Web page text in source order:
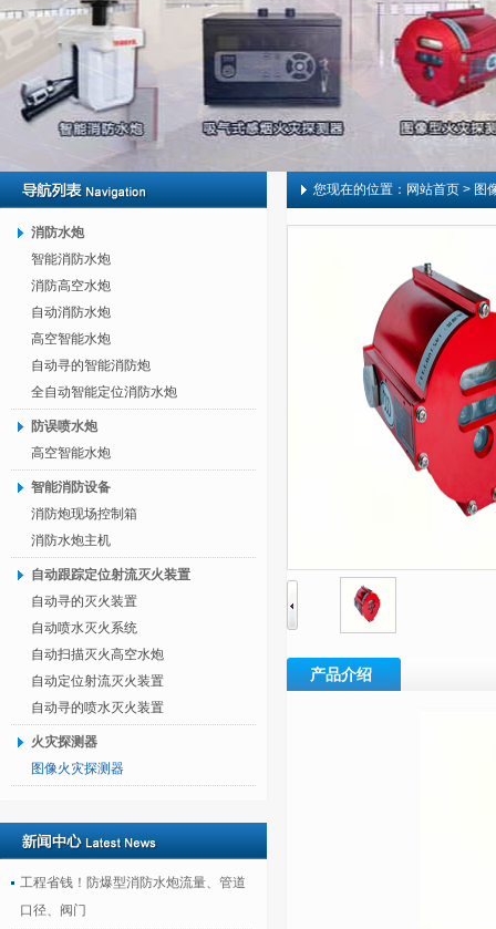
消防水炮
智能消防水炮
消防高空水炮
自动消防水炮
高空智能水炮
自动寻的智能消防炮
全自动智能定位消防水炮
防误喷水炮
高空智能水炮
智能消防设备
消防炮现场控制箱
消防水炮主机
自动跟踪定位射流灭火装置
自动寻的灭火装置
自动喷水灭火系统
自动扫描灭火高空水炮
自动定位射流灭火装置
自动寻的喷水灭火装置
火灾探测器
图像火灾探测器
工程省钱！防爆型消防水炮流量、管道
口径、阀门
您现在的位置： 网站首页 > 图
产品介绍